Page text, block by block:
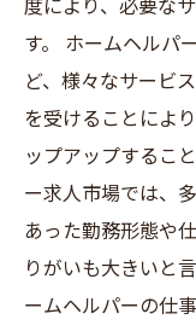
度により、必要な
す。 ホームヘルパ
ど、様々なサービ
を受けることによ
ップアップするこ
ー求人市場では、
あった勤務形態や
りがいも大きいと
ームヘルパーの仕